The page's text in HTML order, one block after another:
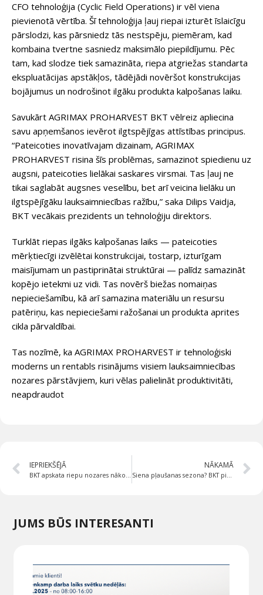
CFO tehnoloģija (Cyclic Field Operations) ir vēl viena
pievienotā vērtība. Šī tehnoloģija ļauj riepai izturēt īslaicīgu
pārslodzi, kas pārsniedz tās nestspēju, piemēram, kad
kombaina tvertne sasniedz maksimālo piepildījumu. Pēc
tam, kad slodze tiek samazināta, riepa atgriežas standarta
ekspluatācijas apstākļos, tādējādi novēršot konstrukcijas
bojājumus un nodrošinot ilgāku produkta kalpošanas laiku.
Savukārt AGRIMAX PROHARVEST BKT vēlreiz apliecina
savu apņemšanos ievērot ilgtspējīgas attīstības principus.
“Pateicoties inovatīvajam dizainam, AGRIMAX
PROHARVEST risina šīs problēmas, samazinot spiedienu uz
augsni, pateicoties lielākai saskares virsmai. Tas ļauj ne
tikai saglabāt augsnes veselību, bet arī veicina lielāku un
ilgtspējīgāku lauksaimniecības ražību,” saka Dilips Vaidja,
BKT vecākais prezidents un tehnoloģiju direktors.
Turklāt riepas ilgāks kalpošanas laiks — pateicoties
mērķtiecīgi izvēlētai konstrukcijai, tostarp, izturīgam
maisījumam un pastiprinātai struktūrai — palīdz samazināt
kopējo ietekmi uz vidi. Tas novērš biežas nomaiņas
nepieciešamību, kā arī samazina materiālu un resursu
patēriņu, kas nepieciešami ražošanai un produkta aprites
cikla pārvaldībai.
Tas nozīmē, ka AGRIMAX PROHARVEST ir tehnoloģiski
moderns un rentabls risinājums visiem lauksaimniecības
nozares pārstāvjiem, kuri vēlas palielināt produktivitāti,
neapdraudot
IEPRIEKŠĒJĀ NĀKAMĀ
JUMS BŪS INTERESANTI